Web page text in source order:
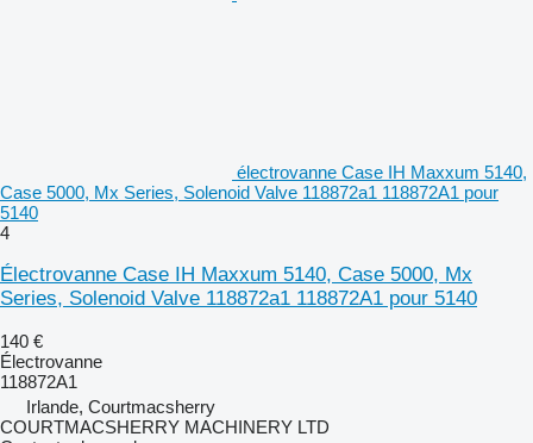
électrovanne Case IH Maxxum 5140,
Case 5000, Mx Series, Solenoid Valve 118872a1 118872A1 pour
5140
4
Électrovanne Case IH Maxxum 5140, Case 5000, Mx
Series, Solenoid Valve 118872a1 118872A1 pour 5140
140 €
Électrovanne
118872A1
Irlande, Courtmacsherry
COURTMACSHERRY MACHINERY LTD